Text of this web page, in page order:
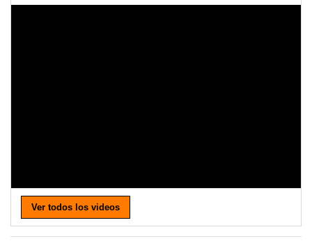
Ver todos los videos